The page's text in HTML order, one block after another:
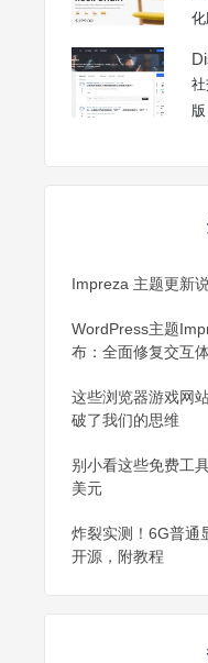
化
版
Impreza 主题更新
WordPress主题
布：全面修复交互
这些浏览器游戏网
破了我们的思维
别小看这些免费工
美元
炸裂实测！6G普通
开源，附教程